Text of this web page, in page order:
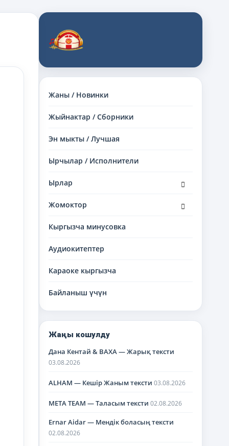
Жаны / Новинки
Жыйнактар / Сборники
Эн мыкты / Лучшая
Ырчылар / Исполнители
Ырлар
дочернее
Жомоктор
дочернее
Кыргызча минусовка
Аудиокитептер
Караоке кыргызча
Байланыш үчүн
Жаңы кошулду
Дана Кентай & BAXA — Жарық тексти
03.08.2026
ALHAM — Кешір Жаным тексти 03.08.2026
META TEAM — Таласым тексти 02.08.2026
Ernar Aidar — Мендік боласың тексти
02.08.2026